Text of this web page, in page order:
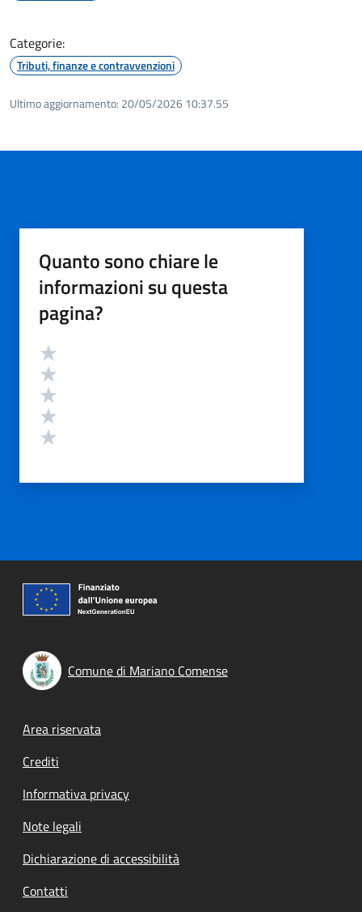
Categorie:
Tributi, finanze e contravvenzioni
Ultimo aggiornamento: 20/05/2026 10:37.55
Quanto sono chiare le
informazioni su questa
pagina?
Valutazione
Comune di Mariano Comense
Footer menu
Area riservata
Crediti
Informativa privacy
Note legali
Dichiarazione di accessibilità
Contatti